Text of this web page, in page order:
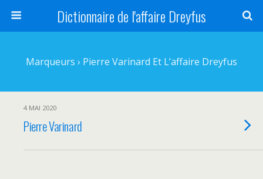
Dictionnaire de l'affaire Dreyfus
Marqueurs › Pierre Varinard Et L’affaire Dreyfus
4 MAI 2020
Pierre Varinard